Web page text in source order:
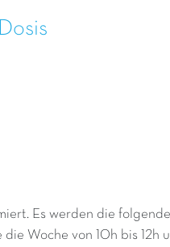
Es werden die
Woche von 10h bis 12h